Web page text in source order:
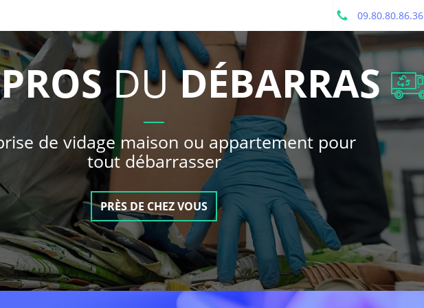
09.80.80.86.36
PROS DUDÉBARRAS
de vidage maison ou appartement pour
tout débarrasser
PRÈS DE CHEZ VOUS